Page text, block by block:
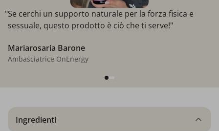
"Se cerchi un supporto naturale per la forza fisica e
sessuale, questo prodotto è ciò che ti serve!"
Mariarosaria Barone
Ambasciatrice OnEnergy
Ingredienti